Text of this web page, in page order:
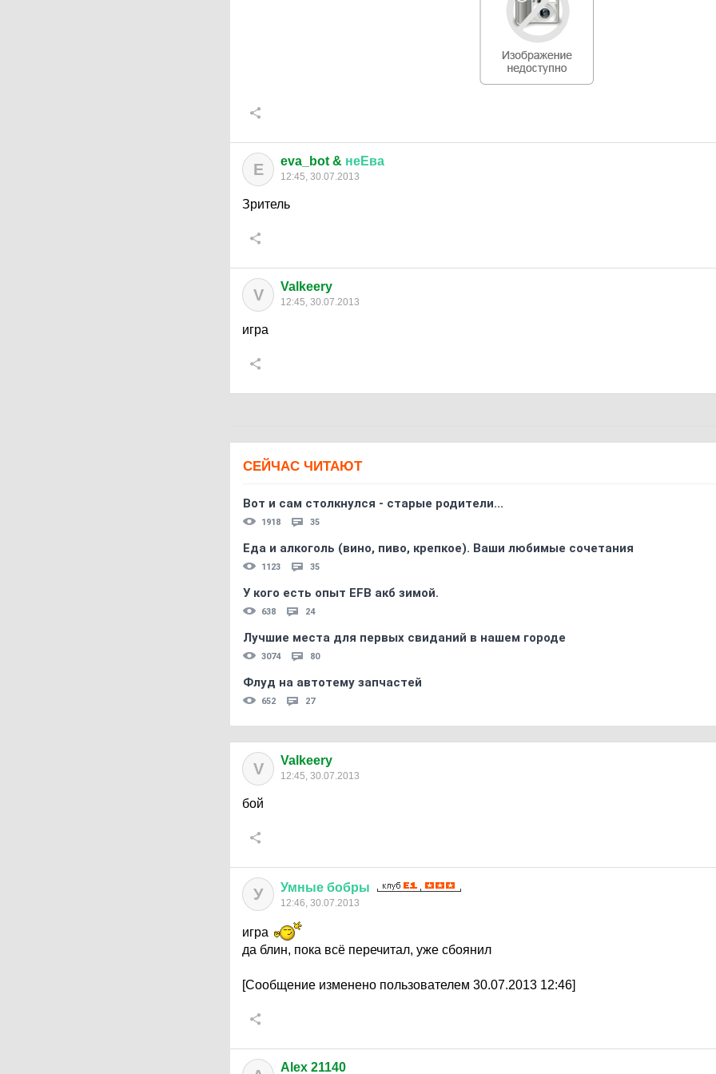
E eva_bot & неЕва
12:45, 30.07.2013
Зритель
V Valkeery
12:45, 30.07.2013
игра
СЕЙЧАС ЧИТАЮТ
Вот и сам столкнулся - старые родители...
1918 35
Еда и алкоголь (вино, пиво, крепкое). Ваши любимые сочетания
1123 35
У кого есть опыт EFB акб зимой.
638 24
Лучшие места для первых свиданий в нашем городе
3074 80
Флуд на автотему запчастей
652 27
V Valkeery
12:45, 30.07.2013
бой
У Умные бобры
12:46, 30.07.2013
игра
да блин, пока всё перечитал, уже сбоянил
[Сообщение изменено пользователем 30.07.2013 12:46]
Alex 21140